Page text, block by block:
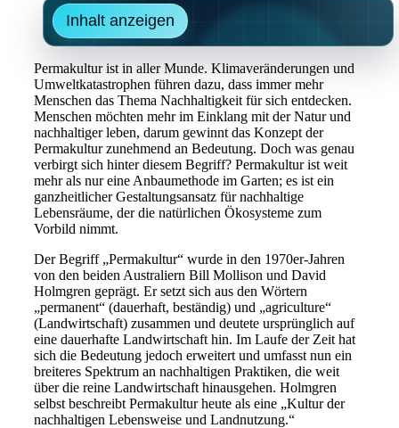
Inhalt anzeigen
Permakultur ist in aller Munde. Klimaveränderungen und
Umweltkatastrophen führen dazu, dass immer mehr
Menschen das Thema Nachhaltigkeit für sich entdecken.
Menschen möchten mehr im Einklang mit der Natur und
nachhaltiger leben, darum gewinnt das Konzept der
Permakultur zunehmend an Bedeutung. Doch was genau
verbirgt sich hinter diesem Begriff? Permakultur ist weit
mehr als nur eine Anbaumethode im Garten; es ist ein
ganzheitlicher Gestaltungsansatz für nachhaltige
Lebensräume, der die natürlichen Ökosysteme zum
Vorbild nimmt.
Der Begriff „Permakultur“ wurde in den 1970er-Jahren
von den beiden Australiern Bill Mollison und David
Holmgren geprägt. Er setzt sich aus den Wörtern
„permanent“ (dauerhaft, beständig) und „agriculture“
(Landwirtschaft) zusammen und deutete ursprünglich auf
eine dauerhafte Landwirtschaft hin. Im Laufe der Zeit hat
sich die Bedeutung jedoch erweitert und umfasst nun ein
breiteres Spektrum an nachhaltigen Praktiken, die weit
über die reine Landwirtschaft hinausgehen. Holmgren
selbst beschreibt Permakultur heute als eine „Kultur der
nachhaltigen Lebensweise und Landnutzung.“